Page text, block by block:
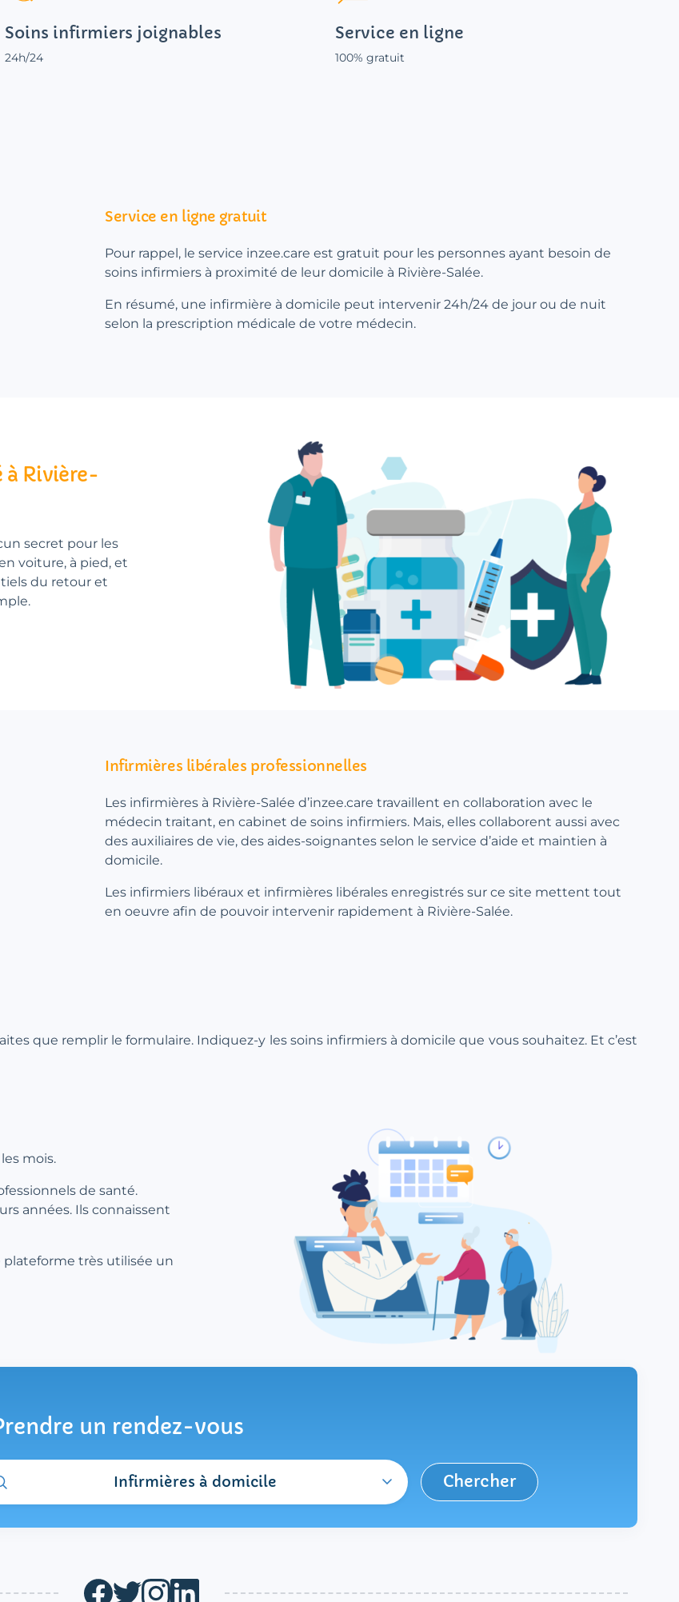
Soins infirmiers joignables
24h/24
Service en ligne
100% gratuit
Service en ligne gratuit
Pour rappel, le service inzee.care est gratuit pour les personnes ayant besoin de
soins infirmiers à proximité de leur domicile à Rivière-Salée.
En résumé, une infirmière à domicile peut intervenir 24h/24 de jour ou de nuit
selon la prescription médicale de votre médecin.
à Rivière-
secret pour les
voiture, à pied, et
du retour et
Infirmières libérales professionnelles
Les infirmières à Rivière-Salée d’inzee.care travaillent en collaboration avec le
médecin traitant, en cabinet de soins infirmiers. Mais, elles collaborent aussi avec
des auxiliaires de vie, des aides-soignantes selon le service d’aide et maintien à
domicile.
Les infirmiers libéraux et infirmières libérales enregistrés sur ce site mettent tout
en oeuvre afin de pouvoir intervenir rapidement à Rivière-Salée.
que remplir le formulaire. Indiquez-y les soins infirmiers à domicile que vous souhaitez. Et c’est
mois.
de santé.
années. Ils connaissent
plateforme très utilisée un
un rendez-vous
Infirmières à domicile Chercher